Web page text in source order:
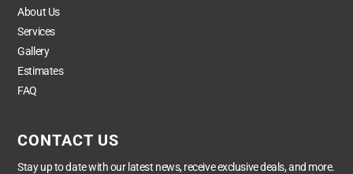
About Us
Services
Gallery
Estimates
FAQ
CONTACT US
Stay up to date with our latest news, receive exclusive deals, and more.